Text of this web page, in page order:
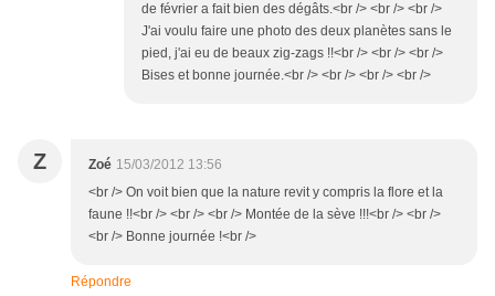
de février a fait bien des dégâts.<br /> <br /> <br />
J'ai voulu faire une photo des deux planètes sans le
pied, j'ai eu de beaux zig-zags !!<br /> <br /> <br />
Bises et bonne journée.<br /> <br /> <br /> <br />
Z Zoé 15/03/2012 13:56
<br /> On voit bien que la nature revit y compris la flore et la
faune !!<br /> <br /> <br /> Montée de la sève !!!<br /> <br />
<br /> Bonne journée !<br />
Répondre